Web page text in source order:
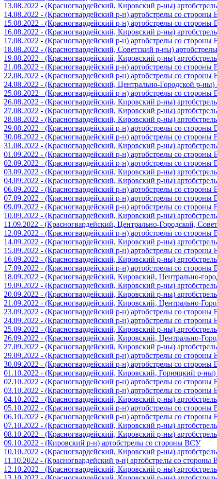
13.08.2022 - (Красногвардейский, Кировский р-ны)
14.08.2022 - (Красногвардейский р-н) артобстрелы со
15.08.2022 - (Красногвардейский р-н) артобстрелы со
16.08.2022 - (Красногвардейский, Кировский р-ны)
17.08.2022 - (Красногвардейский р-н) артобстрелы со
18.08.2022 - (Красногвардейский, Советский р-ны)
19.08.2022 - (Красногвардейский, Кировский р-ны)
21.08.2022 - (Красногвардейский р-н) артобстрелы со
22.08.2022 - (Красногвардейский р-н) артобстрелы со
24.08.2022 - (Красногвардейский, Центрально-Городской р-
25.08.2022 - (Красногвардейский р-н) артобстрелы со
26.08.2022 - (Красногвардейский, Кировский р-ны)
27.08.2022 - (Красногвардейский, Кировский р-ны)
28.08.2022 - (Красногвардейский, Кировский р-ны)
29.08.2022 - (Красногвардейский р-н) артобстрелы со
30.08.2022 - (Красногвардейский р-н) артобстрелы со
31.08.2022 - (Красногвардейский, Кировский р-ны)
01.09.2022 - (Красногвардейский р-н) артобстрелы со
02.09.2022 - (Красногвардейский р-н) артобстрелы со
03.09.2022 - (Красногвардейский, Кировский р-ны)
04.09.2022 - (Красногвардейский, Кировский р-ны)
06.09.2022 - (Красногвардейский р-н) артобстрелы со
07.09.2022 - (Красногвардейский р-н) артобстрелы со
09.09.2022 - (Красногвардейский р-н) артобстрелы со
10.09.2022 - (Красногвардейский, Кировский р-ны)
11.09.2022 - (Красногвардейский, Центрально-Городской,
12.09.2022 - (Красногвардейский р-н) артобстрелы со
14.09.2022 - (Красногвардейский, Кировский р-ны)
15.09.2022 - (Красногвардейский р-н) артобстрелы со
16.09.2022 - (Красногвардейский, Кировский р-ны)
17.09.2022 - (Красногвардейский р-н) артобстрелы со
18.09.2022 - (Красногвардейский, Кировский, Центрально-
19.09.2022 - (Красногвардейский, Кировский р-ны)
20.09.2022 - (Красногвардейский, Кировский р-ны)
21.09.2022 - (Красногвардейский, Кировский, Центрально-
23.09.2022 - (Красногвардейский р-н) артобстрелы со
24.09.2022 - (Красногвардейский р-н) артобстрелы со
25.09.2022 - (Красногвардейский, Кировский р-ны)
26.09.2022 - (Красногвардейский, Кировский, Центрально-
27.09.2022 - (Красногвардейский, Кировский р-ны)
29.09.2022 - (Красногвардейский р-н) артобстрелы со
30.09.2022 - (Красногвардейский р-н) артобстрелы со
01.10.2022 - (Красногвардейский, Кировский, Горняцкий р-
02.10.2022 - (Красногвардейский р-н) артобстрелы со
03.10.2022 - (Красногвардейский р-н) артобстрелы со
04.10.2022 - (Красногвардейский, Кировский р-ны)
05.10.2022 - (Красногвардейский р-н) артобстрелы со
06.10.2022 - (Красногвардейский р-н) артобстрелы со
07.10.2022 - (Красногвардейский, Кировский р-ны)
08.10.2022 - (Красногвардейский, Кировский р-ны)
09.10.2022 - (Кировский р-н) артобстрелы со стороны ВСУ
10.10.2022 - (Красногвардейский, Кировский р-ны)
11.10.2022 - (Красногвардейский р-н) артобстрелы со стороны
12.10.2022 - (Красногвардейский, Кировский р-ны)